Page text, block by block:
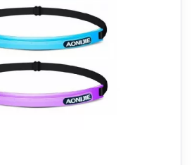
disetiap warna
modis dari headband